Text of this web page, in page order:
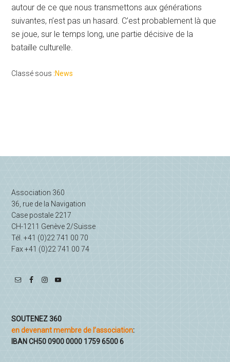
autour de ce que nous transmettons aux générations
suivantes, n’est pas un hasard. C’est probablement là que
se joue, sur le temps long, une partie décisive de la
bataille culturelle.
Classé sous :News
Association 360
36, rue de la Navigation
Case postale 2217
CH-1211 Genève 2/Suisse
Tél. +41 (0)22 741 00 70
Fax +41 (0)22 741 00 74
SOUTENEZ 360
en devenant membre de l’association:
IBAN CH50 0900 0000 1759 6500 6